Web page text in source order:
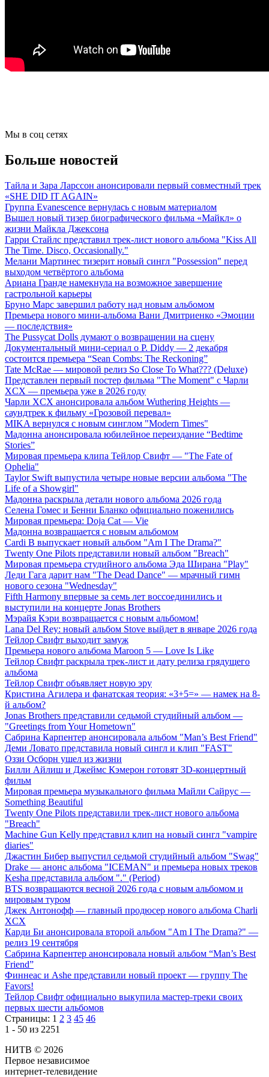
Мы в соц сетях
Больше новостей
Тайла и Зара Ларссон анонсировали первый совместный трек
«SHE DID IT AGAIN»
Группа Evanescence вернулась с новым материалом
Вышел новый тизер биографического фильма «Майкл» о
жизни Майкла Джексона
Гарри Стайлс представил трек-лист нового альбома "Kiss All
The Time. Disco, Occasionally."
Мелани Мартинес тизерит новый сингл "Possession" перед
выходом четвёртого альбома
Ариана Гранде намекнула на возможное завершение
гастрольной карьеры
Бруно Марс завершил работу над новым альбомом
Премьера нового мини-альбома Вани Дмитриенко «Эмоции
— последствия»
The Pussycat Dolls думают о возвращении на сцену
Документальный мини-сериал о P. Diddy — 2 декабря
состоится премьера “Sean Combs: The Reckoning”
Tate McRae — мировой релиз So Close To What??? (Deluxe)
Представлен первый постер фильма "The Moment" с Чарли
XCX — премьера уже в 2026 году
Чарли XCX анонсировала альбом Wuthering Heights —
саундтрек к фильму «Грозовой перевал»
MIKA вернулся с новым синглом "Modern Times"
Мадонна анонсировала юбилейное переиздание “Bedtime
Stories”
Мировая премьера клипа Тейлор Свифт — "The Fate of
Ophelia"
Taylor Swift выпустила четыре новые версии альбома "The
Life of a Showgirl"
Мадонна раскрыла детали нового альбома 2026 года
Селена Гомес и Бенни Бланко официально поженились
Мировая премьера: Doja Cat — Vie
Мадонна возвращается с новым альбомом
Cardi B выпускает новый альбом "Am I The Drama?"
Twenty One Pilots представили новый альбом "Breach"
Мировая премьера студийного альбома Эда Ширана "Play"
Леди Гага дарит нам "The Dead Dance" — мрачный гимн
нового сезона "Wednesday"
Fifth Harmony впервые за семь лет воссоединились и
выступили на концерте Jonas Brothers
Мэрайя Кэри возвращается с новым альбомом!
Lana Del Rey: новый альбом Stove выйдет в январе 2026 года
Тейлор Свифт выходит замуж
Премьера нового альбома Maroon 5 — Love Is Like
Тейлор Свифт раскрыла трек-лист и дату релиза грядущего
альбома
Тейлор Свифт объявляет новую эру
Кристина Агилера и фанатская теория: «3+5=» — намек на 8-
й альбом?
Jonas Brothers представили седьмой студийный альбом —
"Greetings from Your Hometown"
Сабрина Карпентер анонсировала альбом "Man’s Best Friend"
Деми Ловато представила новый сингл и клип "FAST"
Оззи Осборн ушел из жизни
Билли Айлиш и Джеймс Кэмерон готовят 3D-концертный
фильм
Мировая премьера музыкального фильма Майли Сайрус —
Something Beautiful
Twenty One Pilots представили трек-лист нового альбома
"Breach"
Machine Gun Kelly представил клип на новый сингл "vampire
diaries"
Джастин Бибер выпустил седьмой студийный альбом "Swag"
Drake — анонс альбома "ICEMAN" и премьера новых треков
Kesha представила альбом "." (Period)
BTS возвращаются весной 2026 года с новым альбомом и
мировым туром
Джек Антонофф — главный продюсер нового альбома Charli
XCX
Карди Би анонсировала второй альбом "Am I The Drama?" —
релиз 19 сентября
Сабрина Карпентер анонсировала новый альбом “Man’s Best
Friend”
Финнеас и Ashe представили новый проект — группу The
Favors!
Тейлор Свифт официально выкупила мастер-треки своих
первых шести альбомов
Страницы: 1 2 3 45 46
1 - 50 из 2251
НИТВ © 2026
Первое независимое
интернет-телевидение